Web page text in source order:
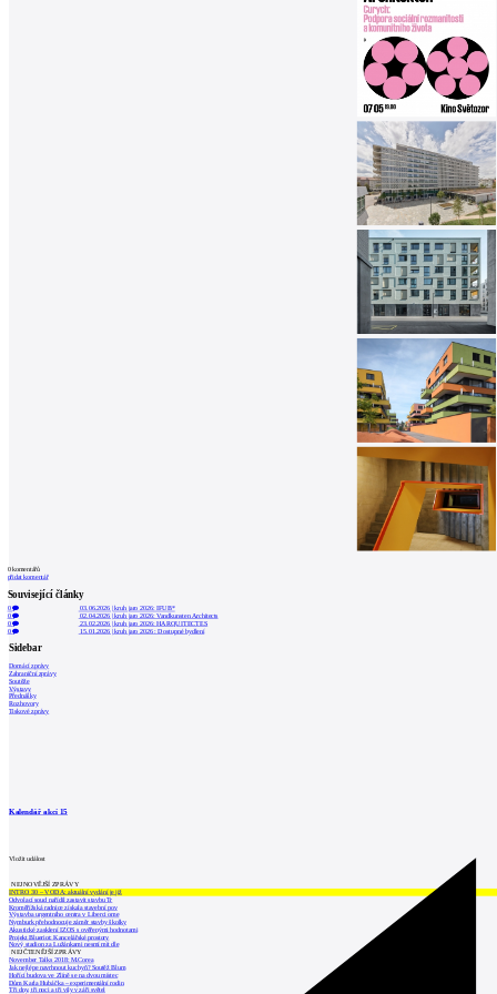
0komentářů
přidat komentář
Související články
0 03.06.2026
kruh jaro 2026: IFUB*
0
02.04.2026
kruh jaro 2026: Vandkunsten Architects
0
23.02.2026 |kruh jaro 2026: HARQUITECTES
0
15.01.2026 |kruh jaro 2026 : Dostupné bydlení
Sidebar
Domácí zprávy
Zahraniční zprávy
Soutěže
Výstavy
Přednášky
Rozhovory
Tiskové zprávy
Kalendář akcí 15
Vložit událost
NEJNOVĚJŠÍ ZPRÁVY
INTRO 30 – VODA: aktuální vydání je již
Odvolací soud nařídil zastavit stavbu Tr
Kroměřížská radnice získala stavební pov
Výstavba urgentního centra v Liberci ome
Nymburk přehodnocuje záměr stavby školky
Akustické zasklení IZOS s ověřenými hodnotami
Projekt Blueriot: Kancelářské prostory
Nový stadion za Lužánkami nesmí mít dle
NEJČTENĚJŠÍ ZPRÁVY
November Talks 2018: M.Corea
Jak nejlépe navrhnout kuchyň? Soutěž Blum
Hořící budova ve Zlíně se na dvou místec
Dům Karla Hubáčka – experimentální rodin
Tři dny, tři noci a tři vily v záři světel